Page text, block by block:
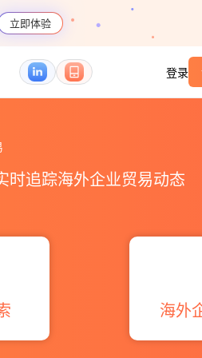
立即体验
登录
时追踪海外企业贸易动态
海外